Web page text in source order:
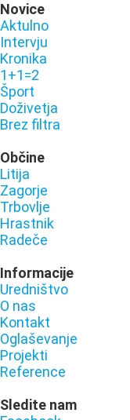
Novice
Aktulno
Intervju
Kronika
1+1=2
Šport
Doživetja
Brez filtra
Občine
Litija
Zagorje
Trbovlje
Hrastnik
Radeče
Informacije
Uredništvo
O nas
Kontakt
Oglaševanje
Projekti
Reference
Sledite nam